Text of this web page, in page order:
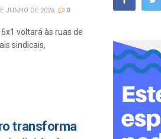
JUNHO DE 2026 0
voltará às ruas de
sindicais,
transforma